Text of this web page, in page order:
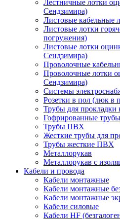
Лестничные лотки
Сендзимира)
Листовые кабельные
Листовые лотки
погружения)
Листовые лотки
Сендзимира)
Проволочные
Проволочные лотки
Сендзимира)
Системы
Розетки в пол (люк в
Трубы для прокладки
Гофрированные
Трубы ПВХ
Жесткие трубы для
Трубы жесткие ПВХ
Металлорукав
Металлорукав с
Кабели и провода
Кабели монтажные
Кабели монтажные
Кабели монтажные
Кабели силовые
Кабели HF